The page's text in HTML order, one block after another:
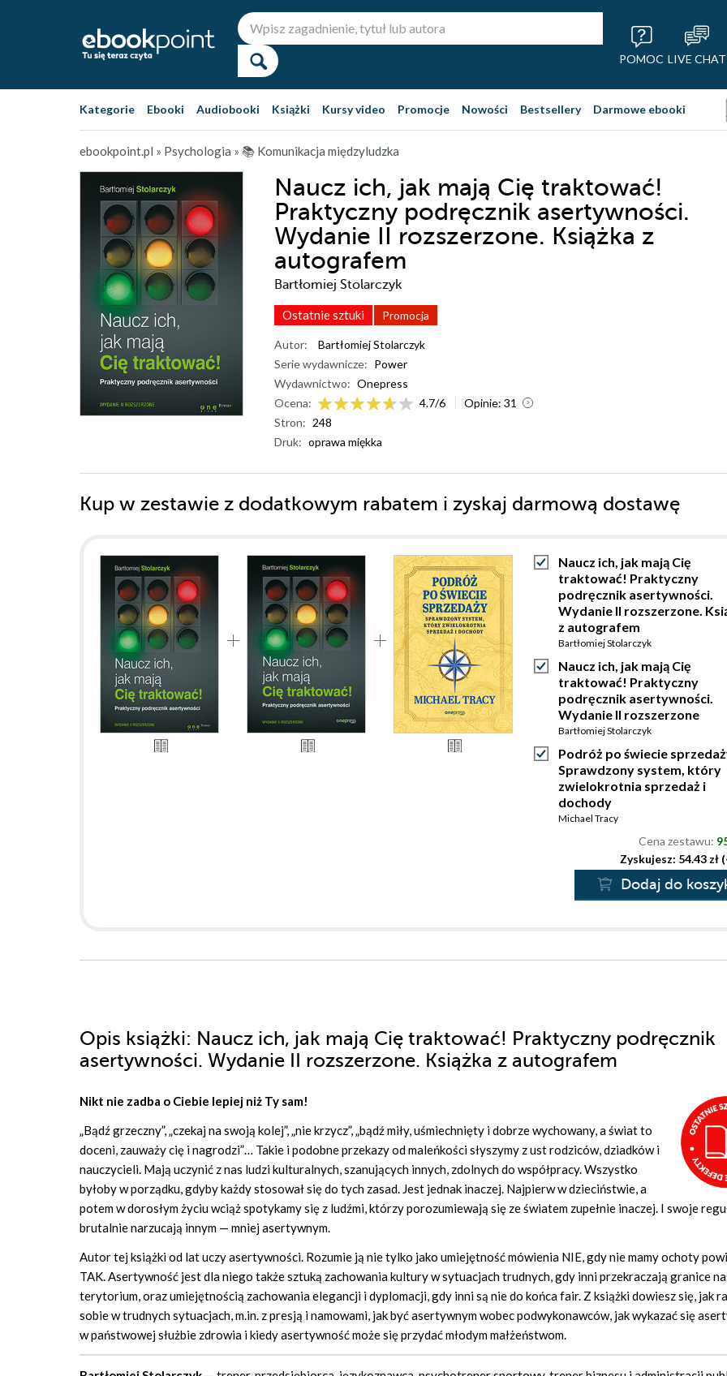
POMOC LIVE CHAT
Kategorie Ebooki Audiobooki Książki Kursy video Promocje Nowości Bestsellery Darmowe ebooki
ebookpoint.pl » Psychologia » 📚 Komunikacja międzyludzka
Naucz ich, jak mają Cię traktować!
Praktyczny podręcznik asertywności.
Wydanie II rozszerzone. Książka z
autografem
Bartłomiej Stolarczyk
Ostatnie sztuki Promocja
Autor:
Bartłomiej Stolarczyk
Serie wydawnicze: Power
Wydawnictwo: Onepress
Ocena:
4.7/6 Opinie: 31
Stron: 248
Druk: oprawa miękka
Kup w zestawie z dodatkowym rabatem i zyskaj darmową dostawę
Naucz ich, jak mają Cię
traktować! Praktyczny
podręcznik asertywności.
Wydanie II rozszerzone.
z autografem
Bartłomiej Stolarczyk
Naucz ich, jak mają Cię
traktować! Praktyczny
podręcznik asertywności.
Wydanie II rozszerzone
Bartłomiej Stolarczyk
Podróż po świecie
Sprawdzony system, który
zwielokrotnia sprzedaż i
dochody
Michael Tracy
Cena zestawu:
Zyskujesz: 54.43 zł
Dodaj do
Opis książki: Naucz ich, jak mają Cię traktować! Praktyczny podręcznik
asertywności. Wydanie II rozszerzone. Książka z autografem
Nikt nie zadba o Ciebie lepiej niż Ty sam!
„Bądź grzeczny”, „czekaj na swoją kolej”, „nie krzycz”, „bądź miły, uśmiechnięty i dobrze wychowany, a świat to
doceni, zauważy cię i nagrodzi”… Takie i podobne przekazy od maleńkości słyszymy z ust rodziców, dziadków i
nauczycieli. Mają uczynić z nas ludzi kulturalnych, szanujących innych, zdolnych do współpracy. Wszystko
byłoby w porządku, gdyby każdy stosował się do tych zasad. Jest jednak inaczej. Najpierw w dzieciństwie, a
potem w dorosłym życiu wciąż spotykamy się z ludźmi, którzy porozumiewają się ze światem zupełnie inaczej. I swoje
brutalnie narzucają innym — mniej asertywnym.
Autor tej książki od lat uczy asertywności. Rozumie ją nie tylko jako umiejętność mówienia NIE, gdy nie mamy ochoty
TAK. Asertywność jest dla niego także sztuką zachowania kultury w sytuacjach trudnych, gdy inni przekraczają granice
terytorium, oraz umiejętnością zachowania elegancji i dyplomacji, gdy inni są nie do końca fair. Z książki dowiesz się, jak
sobie w trudnych sytuacjach, m.in. z presją i namowami, jak być asertywnym wobec podwykonawców, jak wykazać się
w państwowej służbie zdrowia i kiedy asertywność może się przydać młodym małżeństwom.